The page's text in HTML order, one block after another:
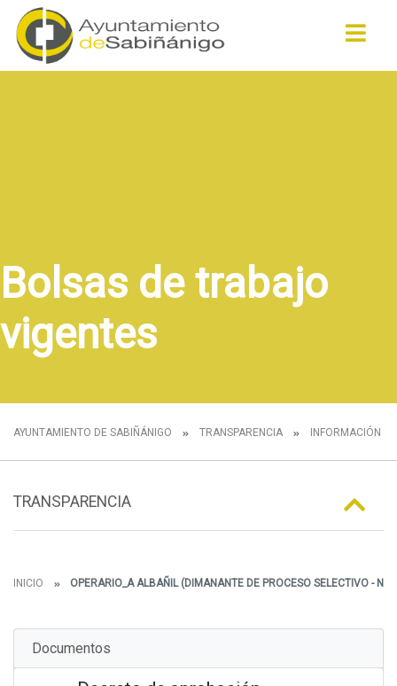
Bolsas de trabajo
vigentes
AYUNTAMIENTO DE SABIÑÁNIGO TRANSPARENCIA INFORMACIÓN
TRANSPARENCIA
INICIO OPERARIO_A ALBAÑIL (DIMANANTE DE PROCESO SELECTIVO -
Documentos